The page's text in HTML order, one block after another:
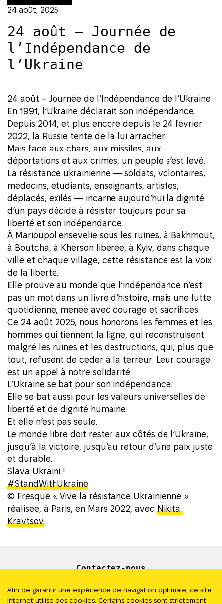
24 août, 2025
24 août – Journée de
l’Indépendance de
l’Ukraine
24 août – Journée de l’Indépendance de l’Ukraine
En 1991, l’Ukraine déclarait son indépendance.
Depuis 2014, et plus encore depuis le 24 février
2022, la Russie tente de la lui arracher.
Mais face aux chars, aux missiles, aux
déportations et aux crimes, un peuple s’est levé.
La résistance ukrainienne — soldats, volontaires,
médecins, étudiants, enseignants, artistes,
déplacés, exilés — incarne aujourd’hui la dignité
d’un pays décidé à résister toujours pour sa
liberté et son indépendance.
À Marioupol ensevelie sous les ruines, à Bakhmout,
à Boutcha, à Kherson libérée, à Kyiv, dans chaque
ville et chaque village, cette résistance est la voix
de la liberté.
Elle prouve au monde que l’indépendance n’est
pas un mot dans un livre d’histoire, mais une lutte
quotidienne, menée avec courage et sacrifices.
Ce 24 août 2025, nous honorons les femmes et les
hommes qui tiennent la ligne, qui reconstruisent
malgré les ruines et les destructions, qui, plus que
tout, refusent de céder à la terreur. Leur courage
est un appel à notre solidarité.
L’Ukraine se bat pour son indépendance.
Elle se bat aussi pour les valeurs universelles de
liberté et de dignité humaine.
Et elle n’est pas seule.
Le monde libre doit rester aux côtés de l’Ukraine,
jusqu’à la victoire, jusqu’au retour d’une paix juste
et durable.
Slava Ukraini !
#StandWithUkraine
© Fresque « Vive la résistance Ukrainienne »
réalisée, à Paris, en Mars 2022, avec Nikita
Kravtsov
Contactez-nous
Newsletter
Afin de garantir une expérience de navigation optimale, ce site
internet utilise des cookies. Certains cookies sont strictement